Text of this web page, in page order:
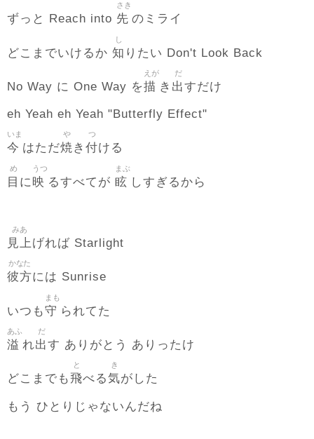
ずっと Reach into 先
さき
のミライ
どこまでいけるか 知
し
りたい Don't Look Back
No Way に One Way を描
えが
き 出
だ
すだけ
eh Yeah eh Yeah "Butterfly Effect"
今
いま
はただ焼
や
き 付
つ
ける
目
め
に映
うつ
るすべてが 眩
まぶ
しすぎるから
見上
みあ
げれば Starlight
彼方
かなた
には Sunrise
いつも守
まも
られてた
溢
あふ
れ出
だ
す ありがとう ありったけ
どこまでも飛
と
べる気
き
がした
もう ひとりじゃないんだね